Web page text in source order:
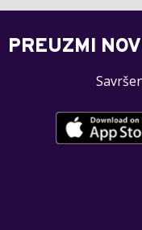
PREUZMI